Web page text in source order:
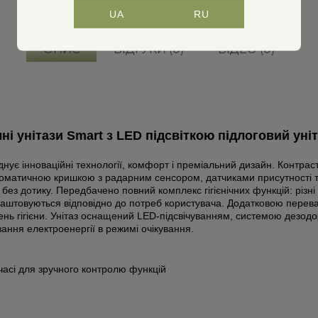
ОПИС ВІДГУКИ (0) ВІДЕО (0)
унітази Smart з LED підсвіткою підлоговий
інноваційні технології, комфорт і преміальний дизайн.
кришкою з радарним сенсором, датчиками присутності
дотику. Передбачено повний комплекс гігієнічних функцій:
відповідно до потреб користувача. Додатковою
гігієни. Унітаз оснащений LED-підсвічуванням, системою
електроенергії в режимі очікування.
для зручного контролю функцій
UA RU